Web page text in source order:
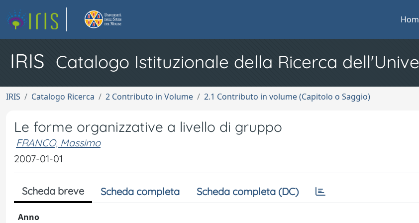
IRIS Catalogo Istituzionale della Ricerca
IRIS Catalogo Ricerca 2 Contributo in Volume 2.1 Contributo in volume (Capitolo o Saggio)
Le forme organizzative a livello di gruppo
FRANCO, Massimo
2007-01-01
Scheda breve Scheda completa Scheda completa (DC)
Anno